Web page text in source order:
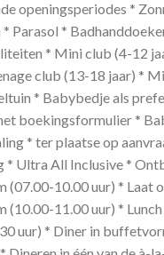
openingsperiodes *
Parasol *
* Mini club (4-12
club (13-18 jaar) *
* Babybedje als
boekingsformulier *
* ter plaatse op
* Ultra All Inclusive *
(07.00-10.00 uur) * Laat
(10.00-11.00 uur) *
uur) * Diner in